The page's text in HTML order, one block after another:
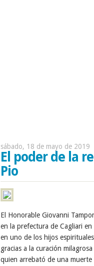
sábado, 18 de mayo de 2019
El poder de la
Pio
El Honorable Giovanni
en la prefectura de Cagliari
en uno de los hijos
gracias a la curación
quien arrebató de una muerte